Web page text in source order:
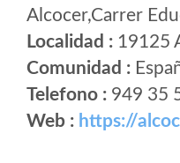
Alcocer,Carrer
Localidad : 19125
Comunidad :
Telefono : 949 35
Web : https://